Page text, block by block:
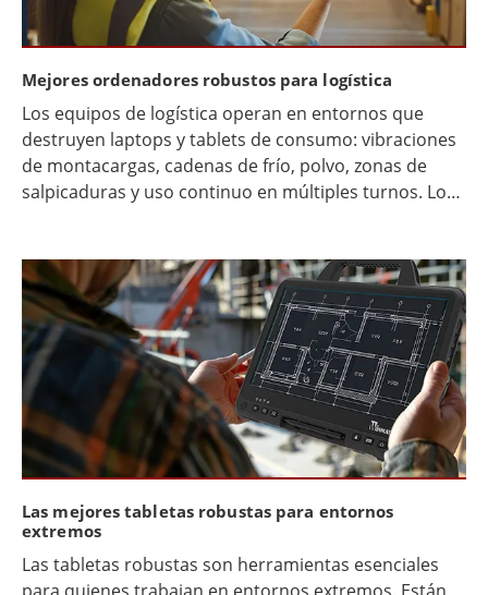
Mejores ordenadores robustos para logística
Los equipos de logística operan en entornos que
destruyen laptops y tablets de consumo: vibraciones
de montacargas, cadenas de frío, polvo, zonas de
salpicaduras y uso continuo en múltiples turnos. Los
clasificaciones IP, conectividad confiable en
almacenes y accesorios listos para logística, como
bases para vehículos, soportes y escaneo de códigos
de barras.
Las mejores tabletas robustas para entornos
extremos
Las tabletas robustas son herramientas esenciales